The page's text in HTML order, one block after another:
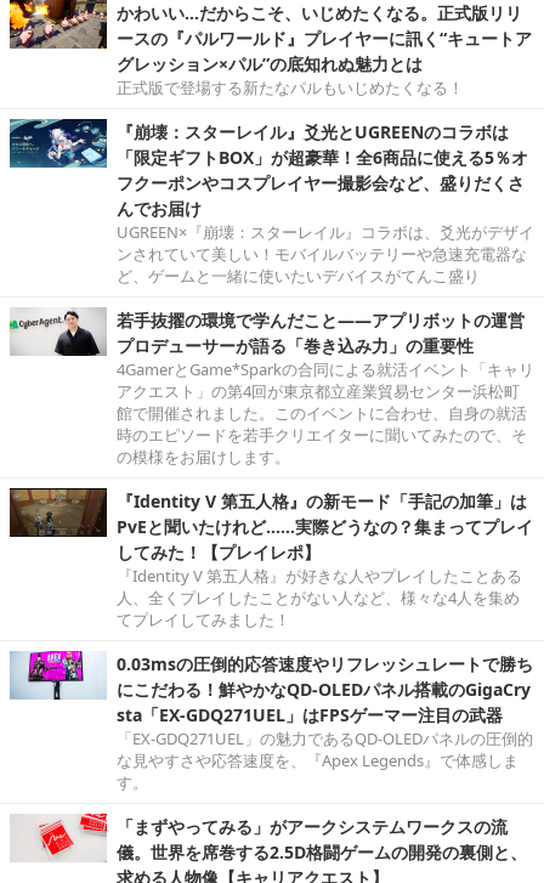
かわいい…だからこそ、いじめたくなる。正式版リリ
ースの『パルワールド』プレイヤーに訊く“キュートア
グレッション×パル”の底知れぬ魅力とは
正式版で登場する新たなパルもいじめたくなる！
『崩壊：スターレイル』爻光とUGREENのコラボは
「限定ギフトBOX」が超豪華！全6商品に使える5％オ
フクーポンやコスプレイヤー撮影会など、盛りだくさ
んでお届け
UGREEN×『崩壊：スターレイル』コラボは、爻光がデザイ
ンされていて美しい！モバイルバッテリーや急速充電器な
ど、ゲームと一緒に使いたいデバイスがてんこ盛り
若手抜擢の環境で学んだこと――アプリボットの運営
プロデューサーが語る「巻き込み力」の重要性
4GamerとGame*Sparkの合同による就活イベント「キャリ
アクエスト」の第4回が東京都立産業貿易センター浜松町
館で開催されました。このイベントに合わせ、自身の就活
時のエピソードを若手クリエイターに聞いてみたので、そ
の模様をお届けします。
『Identity V 第五人格』の新モード「手記の加筆」は
PvEと聞いたけれど……実際どうなの？集まってプレイ
してみた！【プレイレポ】
『Identity V 第五人格』が好きな人やプレイしたことある
人、全くプレイしたことがない人など、様々な4人を集め
てプレイしてみました！
0.03msの圧倒的応答速度やリフレッシュレートで勝ち
にこだわる！鮮やかなQD-OLEDパネル搭載のGigaCry
sta「EX-GDQ271UEL」はFPSゲーマー注目の武器
「EX-GDQ271UEL」の魅力であるQD-OLEDパネルの圧倒的
な見やすさや応答速度を、『Apex Legends』で体感しま
す。
「まずやってみる」がアークシステムワークスの流
儀。世界を席巻する2.5D格闘ゲームの開発の裏側と、
求める人物像【キャリアクエスト】